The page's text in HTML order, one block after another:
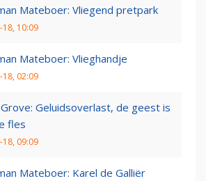
Mateboer: Vliegend pretpark
18, 10:09
Mateboer: Vlieghandje
18, 02:09
Grove: Geluidsoverlast, de geest is
fles
18, 09:09
Mateboer: Karel de Galliër